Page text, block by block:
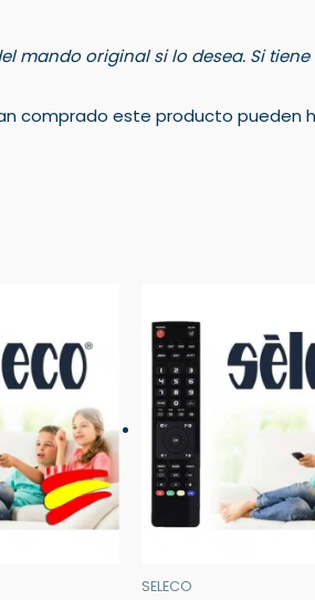
mando original si lo desea. Si
comprado este producto pueden
SELECO